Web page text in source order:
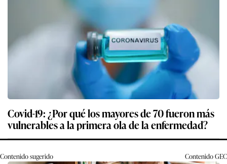
Covid-19: ¿Por qué los mayores de 70 fueron más
vulnerables a la primera ola de la enfermedad?
Contenido sugerido ContenidoGEC